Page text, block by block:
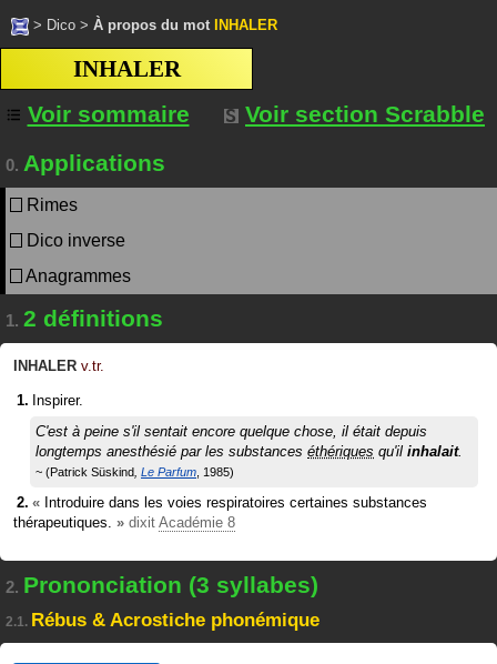
> Dico > À propos du mot INHALER
INHALER
Voir sommaire
Voir section Scrabble
0. Applications
Rimes
Dico inverse
Anagrammes
1. 2 définitions
INHALER v.tr.
Inspirer.
C'est à peine s'il sentait encore quelque chose, il était depuis
longtemps anesthésié par les substances éthériques qu'il inhalait.
Patrick Süskind Le Parfum 1985
« Introduire dans les voies respiratoires certaines substances
thérapeutiques. » dixit Académie 8
2. Prononciation (3 syllabes)
2.1. Rébus & Acrostiche phonémique